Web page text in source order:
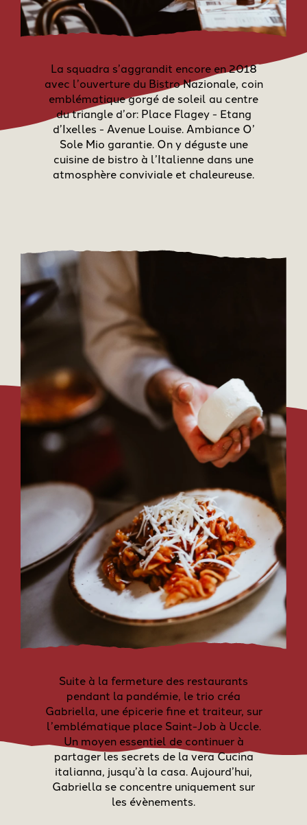
La squadra s’aggrandit encore en 2018
avec l’ouverture du Bistro Nazionale, coin
emblématique gorgé de soleil au centre
du triangle d’or: Place Flagey - Etang
d’Ixelles - Avenue Louise. Ambiance O’
Sole Mio garantie. On y déguste une
cuisine de bistro à l’Italienne dans une
atmosphère conviviale et chaleureuse.
Suite à la fermeture des restaurants
pendant la pandémie, le trio créa
Gabriella, une épicerie fine et traiteur, sur
l’emblématique place Saint-Job à Uccle.
Un moyen essentiel de continuer à
partager les secrets de la vera Cucina
italianna, jusqu’à la casa. Aujourd’hui,
Gabriella se concentre uniquement sur
les évènements.